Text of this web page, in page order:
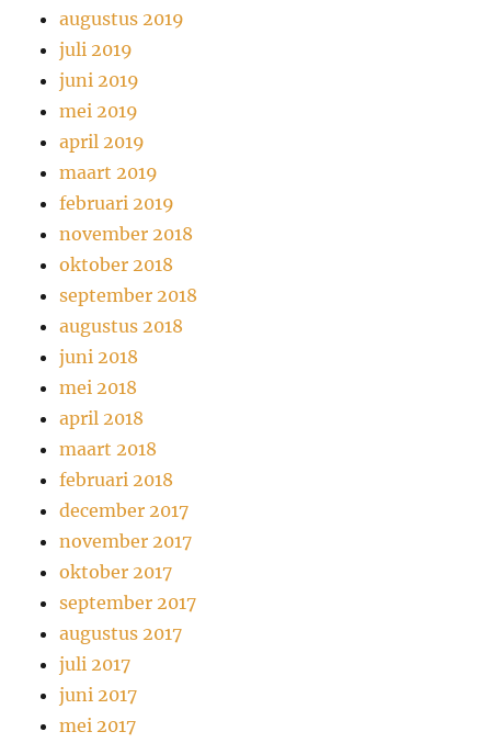
augustus 2019
juli 2019
juni 2019
mei 2019
april 2019
maart 2019
februari 2019
november 2018
oktober 2018
september 2018
augustus 2018
juni 2018
mei 2018
april 2018
maart 2018
februari 2018
december 2017
november 2017
oktober 2017
september 2017
augustus 2017
juli 2017
juni 2017
mei 2017